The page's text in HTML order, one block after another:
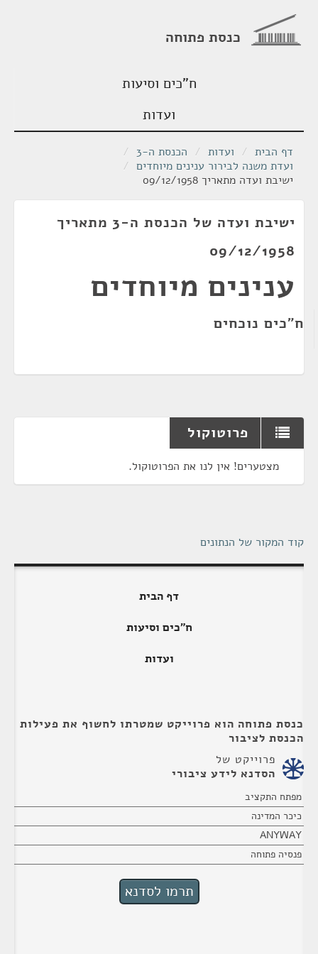
כנסת פתוחה
ח"כים וסיעות
ועדות
דף הבית / ועדות / הכנסת ה-3
/
ועדת משנה לבירור ענינים מיוחדים /
ישיבת ועדה מתאריך 09/12/1958
ישיבת ועדה של הכנסת ה-3 מתאריך
09/12/1958
ענינים מיוחדים
ח"כים נוכחים
פרוטוקול
מצטערים! אין לנו את הפרוטוקול.
קוד המקור של הנתונים
דף הבית
ח"כים וסיעות
ועדות
כנסת פתוחה הוא פרוייקט שמטרתו לחשוף את פעילות
הכנסת לציבור
פרוייקט של
הסדנא לידע ציבורי
מפתח התקציב
כיכר המדינה
ANYWAY
פנסיה פתוחה